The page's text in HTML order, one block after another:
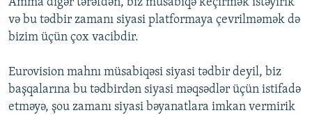
Amma digər tərəfdən, biz müsabiqə keçirmək istəyirik
və bu tədbir zamanı siyasi platformaya çevrilməmək də
bizim üçün çox vacibdir.
Eurovision mahnı müsabiqəsi siyasi tədbir deyil, biz
başqalarına bu tədbirdən siyasi məqsədlər üçün istifadə
etməyə, şou zamanı siyasi bəyanatlara imkan vermirik